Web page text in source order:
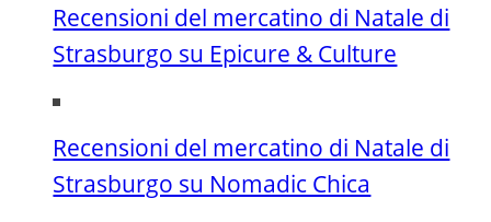
Recensioni del mercatino di Natale di
Strasburgo su Epicure & Culture
Recensioni del mercatino di Natale di
Strasburgo su Nomadic Chica